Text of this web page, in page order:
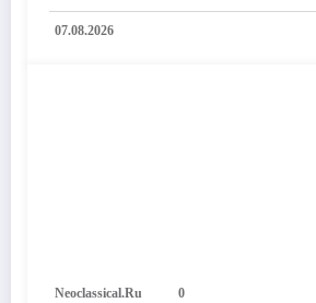
пути к возлюбленному городу»
07.08.2026
Neoclassical.ru 0